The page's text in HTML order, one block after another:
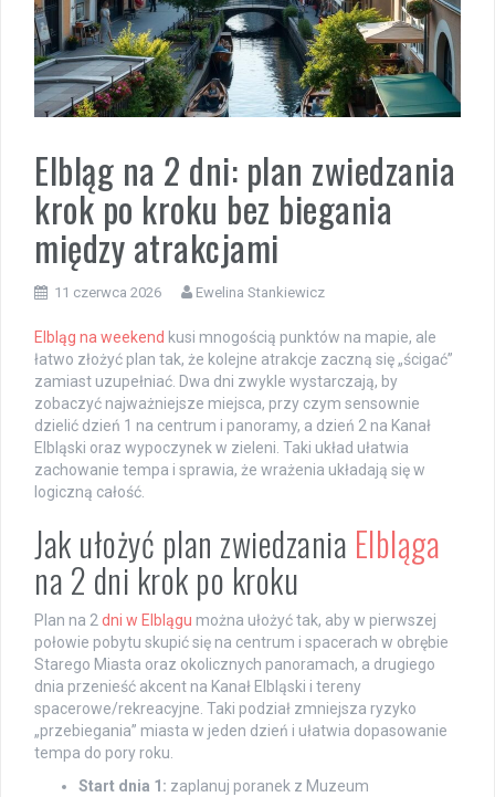
Elbląg na 2 dni: plan zwiedzania
krok po kroku bez biegania
między atrakcjami
11 czerwca 2026 Ewelina Stankiewicz
Elbląg na weekend kusi mnogością punktów na mapie, ale
łatwo złożyć plan tak, że kolejne atrakcje zaczną się „ścigać”
zamiast uzupełniać. Dwa dni zwykle wystarczają, by
zobaczyć najważniejsze miejsca, przy czym sensownie
dzielić dzień 1 na centrum i panoramy, a dzień 2 na Kanał
Elbląski oraz wypoczynek w zieleni. Taki układ ułatwia
zachowanie tempa i sprawia, że wrażenia układają się w
logiczną całość.
Jak ułożyć plan zwiedzania Elbląga
na 2 dni krok po kroku
Plan na 2 dni w Elblągu można ułożyć tak, aby w pierwszej
połowie pobytu skupić się na centrum i spacerach w obrębie
Starego Miasta oraz okolicznych panoramach, a drugiego
dnia przenieść akcent na Kanał Elbląski i tereny
spacerowe/rekreacyjne. Taki podział zmniejsza ryzyko
„przebiegania” miasta w jeden dzień i ułatwia dopasowanie
tempa do pory roku.
Start dnia 1: zaplanuj poranek z Muzeum